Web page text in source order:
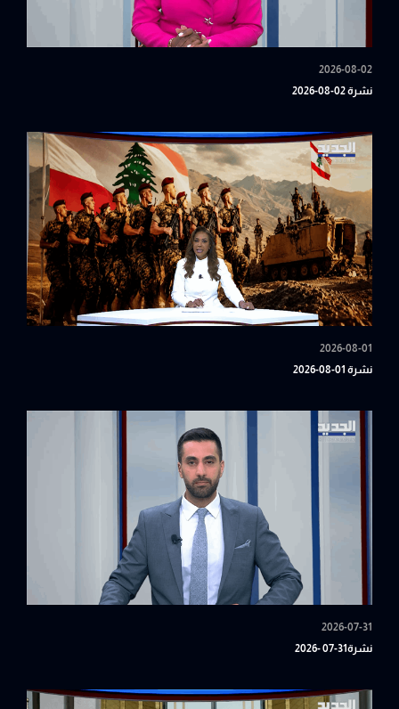
2026-08-02
نشرة 02-08-2026
2026-08-01
نشرة 01-08-2026
2026-07-31
نشرة31-07 -2026